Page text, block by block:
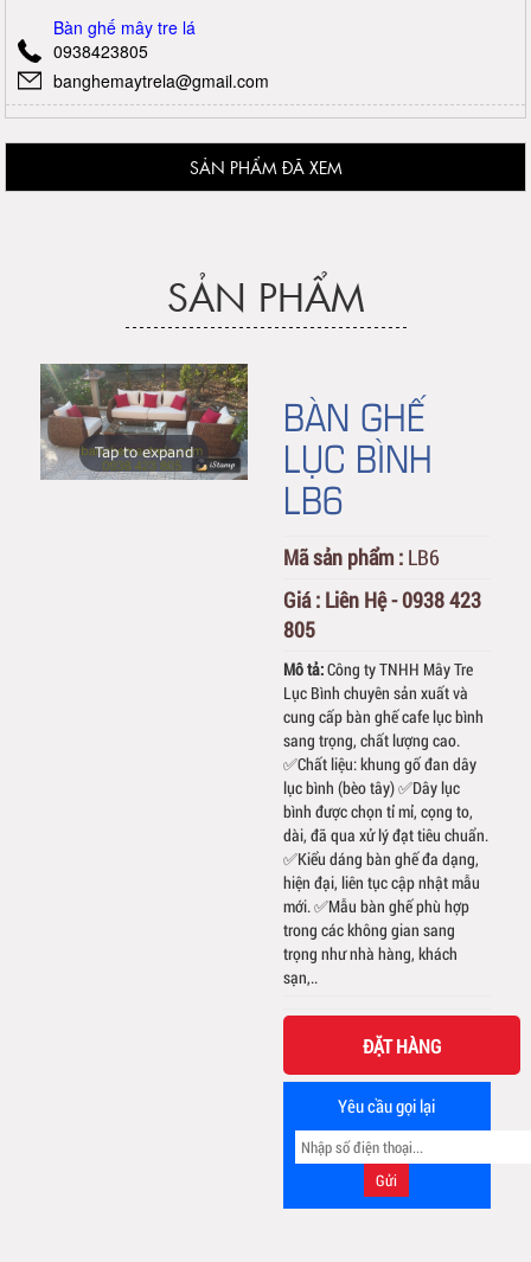
Bàn ghế mây tre lá
0938423805
banghemaytrela@gmail.com
SẢN PHẨM ĐÃ XEM
SẢN PHẨM
Tap to expand
BÀN GHẾ
LỤC BÌNH
LB6
Mã sản phẩm : LB6
Giá : Liên Hệ - 0938 423
805
Mô tả:Công ty TNHH Mây Tre
Lục Bình chuyên sản xuất và
cung cấp bàn ghế cafe lục bình
sang trọng, chất lượng cao.
✅Chất liệu: khung gố đan dây
lục bình (bèo tây) ✅Dây lục
bình được chọn tỉ mỉ, cọng to,
dài, đã qua xử lý đạt tiêu chuẩn.
✅Kiểu dáng bàn ghế đa dạng,
hiện đại, liên tục cập nhật mẫu
mới. ✅Mẫu bàn ghế phù hợp
trong các không gian sang
trọng như nhà hàng, khách
sạn,..
ĐẶT HÀNG
Yêu cầu gọi lại